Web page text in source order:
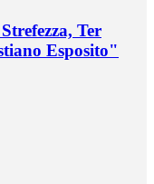
Ter
Esposito"